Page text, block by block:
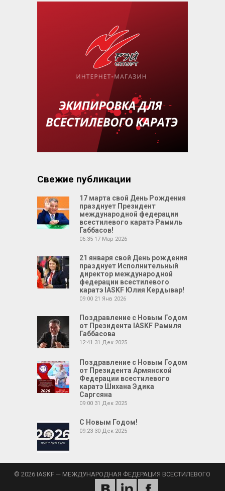
Свежие публикации
17 марта свой День Рождения
празднует Президент
международной федерации
всестилевого каратэ Рамиль
Габбасов!
06:35 17 Мар 2026
21 января свой День рождения
празднует Исполнительный
директор международной
федерации всестилевого
каратэ IASKF Юлия Кердывар!
09:00 21 Янв 2026
Поздравление с Новым Годом
от Президента IASKF Рамиля
Габбасова
12:41 31 Дек 2025
Поздравление с Новым Годом
от Президента Армянской
Федерации всестилевого
каратэ Шихана Эдика
Саргсяна
09:00 31 Дек 2025
С Новым Годом!
09:23 30 Дек 2025
© 2026 IASKF — МЕЖДУНАРОДНАЯ ФЕДЕРАЦИЯ ВСЕСТИЛЕВОГО